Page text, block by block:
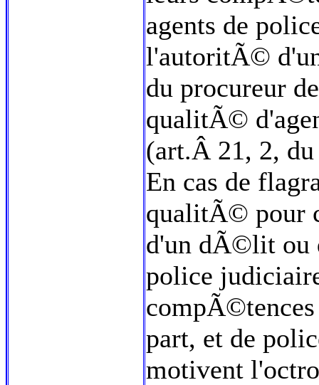
agents de
l'autoritÃ©
du procureur
qualitÃ©
(art.Â 21, 2,
En cas de
qualitÃ© pour
d'un dÃ©lit ou
police
part, et de
motivent